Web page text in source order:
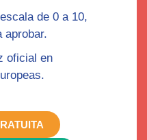
de 0 a 10,
aprobar.
oficial en